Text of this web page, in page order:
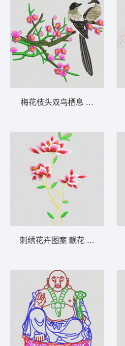
梅花枝头双鸟栖息 鸟 喜鹊
刺绣花卉图案 靓花 旗袍